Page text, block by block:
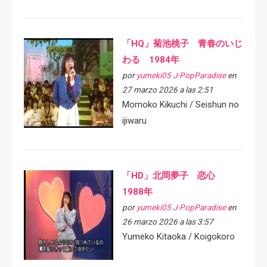
「HQ」菊池桃子 青春のいじ
わる 1984年
por yumeki05 J-PopParadiseen
27 marzo 2026 a las 2:51
Momoko Kikuchi / Seishun no
ijiwaru
「HD」北岡夢子 恋心
1988年
por yumeki05 J-PopParadiseen
26 marzo 2026 a las 3:57
Yumeko Kitaoka / Koigokoro